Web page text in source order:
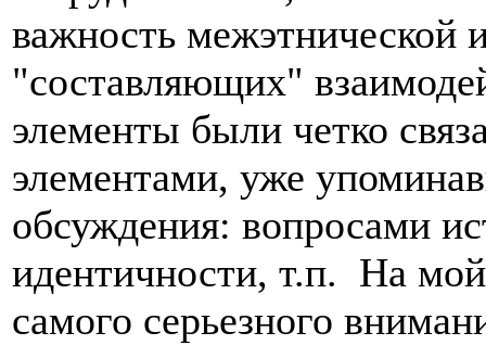
важность межэтнической
"составляющих"
элементы были четко
элементами, уже
обсуждения: вопросами
идентичности, т.п. На мой
самого серьезного